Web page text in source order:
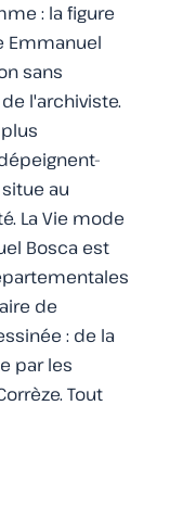
: la figure
Emmanuel
sans
l'archiviste.
au
La Vie mode
Bosca est
de
: de la
par les
Tout